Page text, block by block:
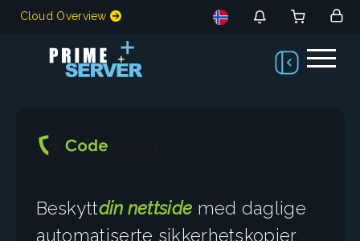
Cloud Overview
Beskyttdin nettside med daglige
automatiserte sikkerhetskopier